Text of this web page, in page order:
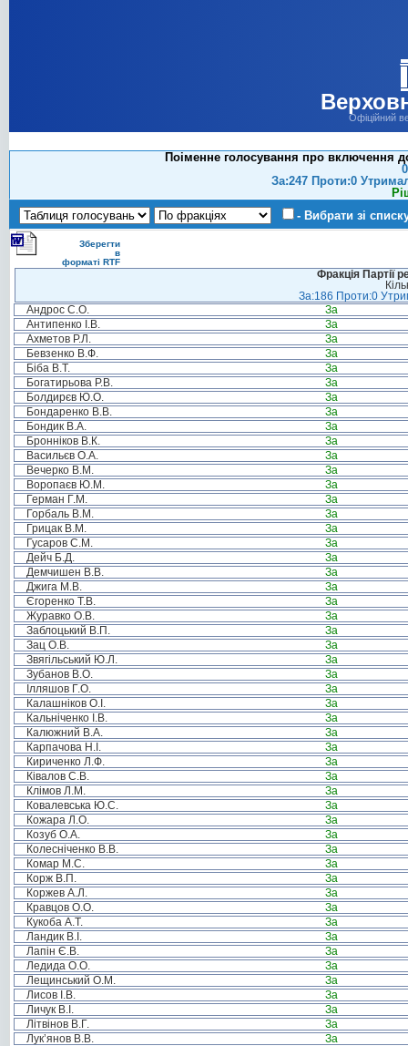
Офіційний
Поіменне голосування про включення
За:247 Проти:0
- Вибрати зі
Зберегти
в
форматі RTF
Фракція Партії
За:186 Проти:0
Андрос С.О.
За
Антипенко І.В.
За
Ахметов Р.Л.
За
Бевзенко В.Ф.
За
Біба В.Т.
За
Богатирьова Р.В.
За
Болдирєв Ю.О.
За
Бондаренко В.В.
За
Бондик В.А.
За
Бронніков В.К.
За
Васильєв О.А.
За
Вечерко В.М.
За
Воропаєв Ю.М.
За
Герман Г.М.
За
Горбаль В.М.
За
Грицак В.М.
За
Гусаров С.М.
За
Дейч Б.Д.
За
Демчишен В.В.
За
Джига М.В.
За
Єгоренко Т.В.
За
Журавко О.В.
За
Заблоцький В.П.
За
Зац О.В.
За
Звягільський Ю.Л.
За
Зубанов В.О.
За
Ілляшов Г.О.
За
Калашніков О.І.
За
Кальніченко І.В.
За
Калюжний В.А.
За
Карпачова Н.І.
За
Кириченко Л.Ф.
За
Ківалов С.В.
За
Клімов Л.М.
За
Ковалевська Ю.С.
За
Кожара Л.О.
За
Козуб О.А.
За
Колесніченко В.В.
За
Комар М.С.
За
Корж В.П.
За
Коржев А.Л.
За
Кравцов О.О.
За
Кукоба А.Т.
За
Ландик В.І.
За
Лапін Є.В.
За
Ледида О.О.
За
Лещинський О.М.
За
Лисов І.В.
За
Личук В.І.
За
Літвінов В.Г.
За
Лук’янов В.В.
За